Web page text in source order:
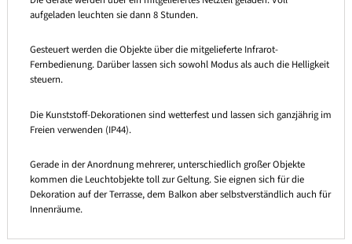
aufgeladen leuchten sie dann 8 Stunden.
Gesteuert werden die Objekte über die mitgelieferte Infrarot-
Fernbedienung. Darüber lassen sich sowohl Modus als auch die Helligkeit
steuern.
Die Kunststoff-Dekorationen sind wetterfest und lassen sich ganzjährig im
Freien verwenden (IP44).
Gerade in der Anordnung mehrerer, unterschiedlich großer Objekte
kommen die Leuchtobjekte toll zur Geltung. Sie eignen sich für die
Dekoration auf der Terrasse, dem Balkon aber selbstverständlich auch für
Innenräume.